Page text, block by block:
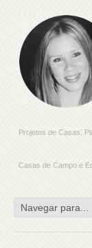
Projetos de Casas,
Casas de Campo e